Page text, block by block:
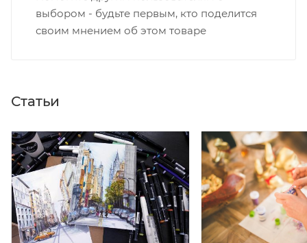
выбором - будьте первым, кто поделится
своим мнением об этом товаре
Статьи